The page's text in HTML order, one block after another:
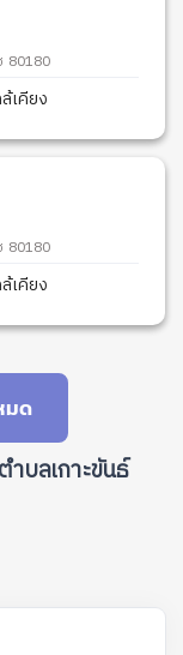
80180
เคียง
80180
เคียง
มด
ตำบลเกาะขันธ์